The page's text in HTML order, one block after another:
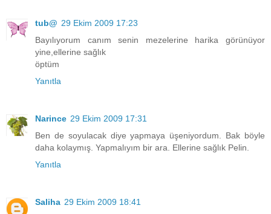
tub@ 29 Ekim 2009 17:23
Bayılıyorum canım senin mezelerine harika görünüyor
yine,ellerine sağlık
öptüm
Yanıtla
Narince 29 Ekim 2009 17:31
Ben de soyulacak diye yapmaya üşeniyordum. Bak böyle
daha kolaymış. Yapmalıyım bir ara. Ellerine sağlık Pelin.
Yanıtla
Saliha 29 Ekim 2009 18:41